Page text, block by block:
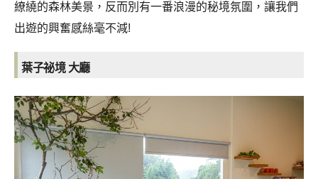
繚繞的森林美景，反而別有一番浪漫的秘境氛圍，讓我們
出遊的興奮感絲毫不減!
葉子祕境 大廳